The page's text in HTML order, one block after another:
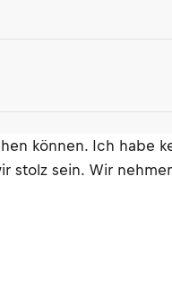
können. Ich habe
sein. Wir